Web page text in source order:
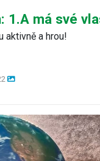
1.A má své
aktivně a hrou!